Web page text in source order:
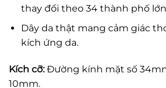
thay đổi theo 34 thành phố
Dây da thật mang cảm giác
kích ứng da.
Kích cỡ:Đường kính mặt số
10mm.